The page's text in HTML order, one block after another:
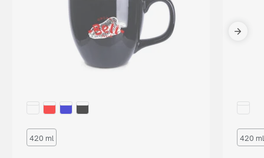
420 ml 420 ml